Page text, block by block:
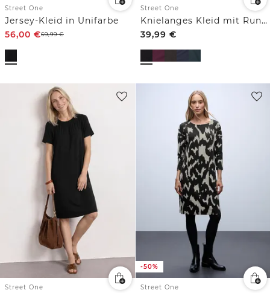
Street One
Jersey-Kleid in Unifarbe
56,00 €69,99€
Street One
Knielanges Kleid mit Rundhals und Knopfdetail
39,99 €
Street One
-50%
Street One